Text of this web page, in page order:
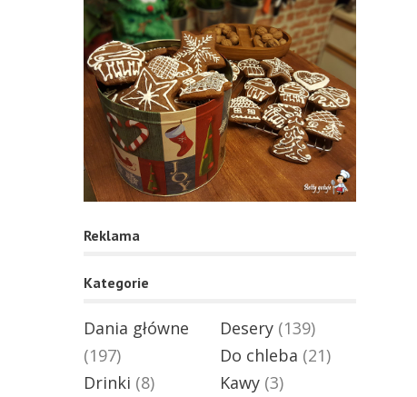
Reklama
Kategorie
Dania główne
(197)
Desery (139)
Do chleba (21)
Drinki (8) Kawy (3)